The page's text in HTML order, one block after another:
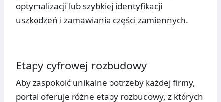
optymalizacji lub szybkiej identyfikacji
uszkodzeń i zamawiania części zamiennych.
Etapy cyfrowej rozbudowy
Aby zaspokoić unikalne potrzeby każdej firmy,
portal oferuje różne etapy rozbudowy, z których